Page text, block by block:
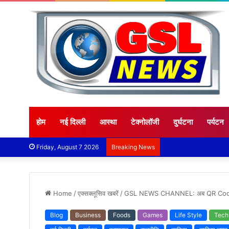
होम नई दिल्ली आस्था टेक्नोलॉजी दुर्घटना पर्यटन
Friday, August 7 2026 Breaking News
Home /एक्सक्लूसिव खबरें /GSL NEWS CHANNEL: अब QR
Blog Business Foods Games Life Style Tech